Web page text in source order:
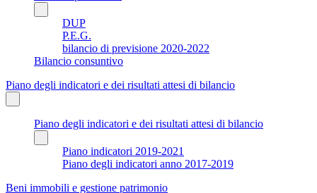
DUP
P.E.G.
bilancio di previsione 2020-2022
Bilancio consuntivo
Piano degli indicatori e dei risultati attesi di bilancio
Piano degli indicatori e dei risultati attesi di bilancio
Piano indicatori 2019-2021
Piano degli indicatori anno 2017-2019
Beni immobili e gestione patrimonio